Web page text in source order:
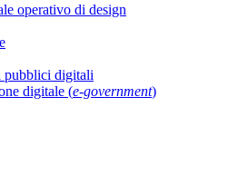
operativo di design
pubblici digitali
digitale (e-government)